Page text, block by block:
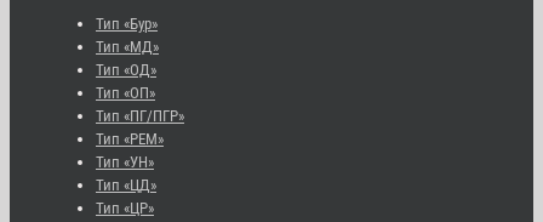
Тип «Бур»
Тип «МД»
Тип «ОД»
Тип «ОП»
Тип «ПГ/ПГР»
Тип «РЕМ»
Тип «УН»
Тип «ЦД»
Тип «ЦР»